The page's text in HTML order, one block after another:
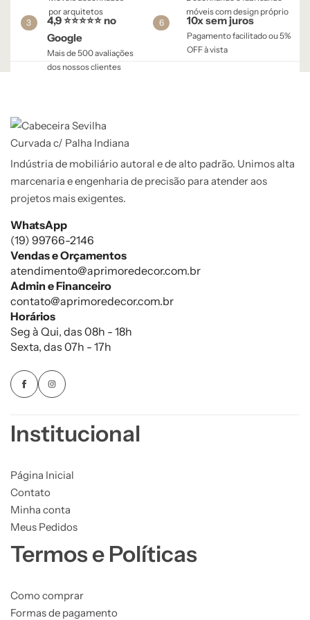
por arquitetos
móveis com design próprio
3
4,9 ⭐⭐⭐⭐⭐ no
Google
Mais de 500 avaliações
dos nossos clientes
6 10x sem juros
Pagamento facilitado ou 5%
OFF à vista​
Indústria de mobiliário autoral e de alto padrão. Unimos alta
marcenaria e engenharia de precisão para atender aos
projetos mais exigentes.
WhatsApp
(19) 99766-2146
Vendas e Orçamentos
atendimento@aprimoredecor.com.br
Admin e Financeiro
contato@aprimoredecor.com.br
Horários
Seg à Qui, das 08h - 18h
Sexta, das 07h - 17h
Institucional
Página Inicial
Contato
Minha conta
Meus Pedidos
Termos e Políticas
Como comprar
Formas de pagamento